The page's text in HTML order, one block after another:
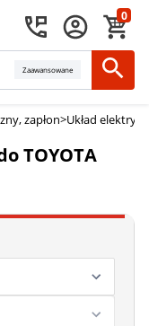
0
Zaawansowane
zapłon>Układ
TOYOTA